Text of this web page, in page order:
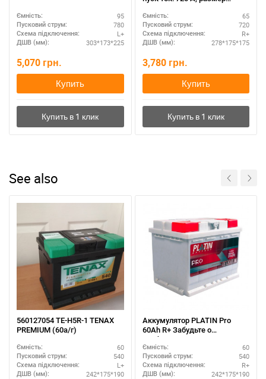
Ємність: 95
Пусковий струм: 780
Схема підключення: L+
ДШВ (мм): 303*173*225
5,070 грн.
Купить
(Турция): 278 Х 175 Х 175 мм.
Ємність: 65
Пусковий струм: 720
Схема підключення: R+
ДШВ (мм): 278*175*175
3,780 грн.
Купить
See also
560127054 TE-H5R-1 TENAX
PREMIUM (60а/г)
Ємність: 60
Пусковий струм: 540
Схема підключення: L+
ДШВ (мм): 242*175*190
Аккумулятор PLATIN Pro
60Ah R+ Забудьте о
проблемах с запуском
двигателя
Ємність: 60
Пусковий струм: 540
Схема підключення: R+
ДШВ (мм): 242*175*190